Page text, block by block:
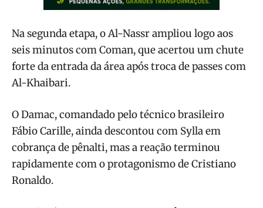
Na segunda etapa, o Al-Nassr ampliou logo aos
seis minutos com Coman, que acertou um chute
forte da entrada da área após troca de passes com
Al-Khaibari.
O Damac, comandado pelo técnico brasileiro
Fábio Carille, ainda descontou com Sylla em
cobrança de pênalti, mas a reação terminou
rapidamente com o protagonismo de Cristiano
Ronaldo.